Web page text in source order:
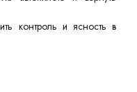
контроль и ясность в